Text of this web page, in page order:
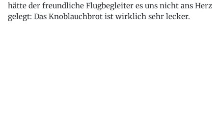
hätte der freundliche Flugbegleiter es uns nicht ans Herz
gelegt: Das Knoblauchbrot ist wirklich sehr lecker.